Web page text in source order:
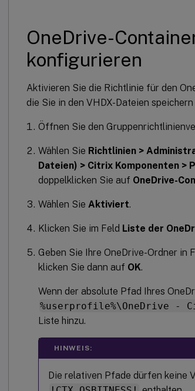
OneDrive-
konfigurieren
Aktivieren Sie die Richtlinie für den
die Sie in den VHDX-Dateien
Öffnen Sie den
Wählen Sie Richtlinien >
Dateien) > Citrix Komponenten
doppelklicken Sie auf OneDrive-
Wählen Sie Aktiviert.
Klicken Sie im Feld Liste der
Geben Sie Ihre OneDrive-Ordner in
klicken Sie dann auf OK.
Wenn der absolute Pfad Ihres
%userprofile%\OneDrive -
Liste hinzu.
HINWEIS:
Die relativen Pfade dürfen keine